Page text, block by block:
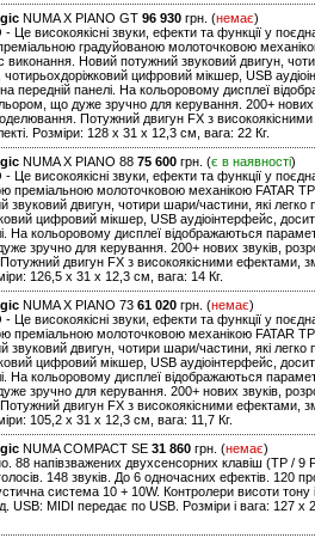
NUMA X PIANO GT 96 930 грн. (немає)
Це високоякісні звуки, ефекти та функції у
градуйованою молоточковою
виконання. Новий потужний звуковий двигун,
чотирьохдоріжковий цифровий мікшер, USB
передній панелі. На кольоровому дисплеї
що дуже зручно для керування. 200+
Потужний двигун FX з
Розміри: 128 х 31 х 12,3 см, вага: 22 Кг.
NUMA X PIANO 88 75 600 грн. (є в наявності)
Це високоякісні звуки, ефекти та функції у
преміальною молоточковою механікою FATAR
звуковий двигун, чотири шари/частини, які легко
цифровий мікшер, USB аудіоінтерфейс,
На кольоровому дисплеї відображаються
зручно для керування. 200+ нових звуків,
двигун FX з високоякісними ефектами,
126,5 х 31 х 12,3 см, вага: 14 Кг.
NUMA X PIANO 73 61 020 грн. (немає)
Це високоякісні звуки, ефекти та функції у
преміальною молоточковою механікою FATAR
звуковий двигун, чотири шари/частини, які легко
цифровий мікшер, USB аудіоінтерфейс,
На кольоровому дисплеї відображаються
зручно для керування. 200+ нових звуків,
двигун FX з високоякісними ефектами,
105,2 х 31 х 12,3 см, вага: 11,7 Кг.
NUMA COMPACT SE 31 860 грн. (немає)
88 напівзважених двухсенсорних клавіш (TP
148 звуків. До 6 одночасних ефектів. 120
система 10 + 10W. Контролери висоти тону
USB: MIDI передає по USB. Розміри і вага: 127